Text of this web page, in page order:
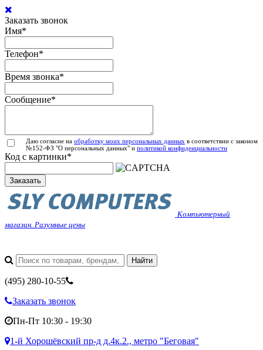
Заказать звонок
Имя*
Телефон*
Время звонка*
Сообщение*
Даю согласие на обработку моих персональных данных в соответствии с законом
№152-ФЗ "О персональных данных" и политикой конфиденциальности
Код с картинки*
Заказать
Компьютерный
магазин. Разумные цены
(495) 280-10-55
Заказать звонок
Пн-Пт 10:30 - 19:30
1-й Хорошёвский пр-д д.4к.2., метро "Беговая"